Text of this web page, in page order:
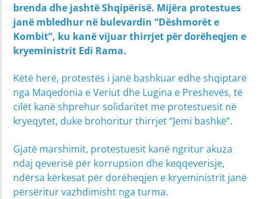
brenda dhe jashtë Shqipërisë. Mijëra protestues
janë mbledhur në bulevardin “Dëshmorët e
Kombit”, ku kanë vijuar thirrjet për dorëheqjen e
kryeministrit Edi Rama.
Këtë herë, protestës i janë bashkuar edhe shqiptarë
nga Maqedonia e Veriut dhe Lugina e Preshevës, të
cilët kanë shprehur solidaritet me protestuesit në
kryeqytet, duke brohoritur thirrjet “Jemi bashkë”.
Gjatë marshimit, protestuesit kanë ngritur akuza
ndaj qeverisë për korrupsion dhe keqqeverisje,
ndërsa kërkesat për dorëheqjen e kryeministrit janë
përsëritur vazhdimisht nga turma.